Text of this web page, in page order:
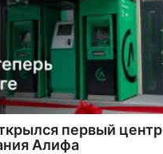
первый центр
Алифа